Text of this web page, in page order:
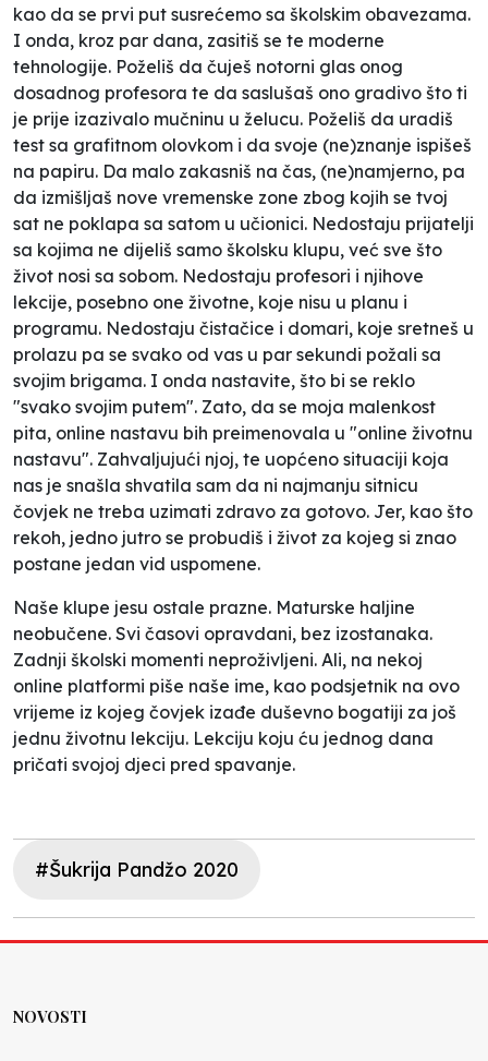
kao da se prvi put susrećemo sa školskim obavezama.
I onda, kroz par dana, zasitiš se te moderne
tehnologije. Poželiš da čuješ notorni glas onog
dosadnog profesora te da saslušaš ono gradivo što ti
je prije izazivalo mučninu u želucu. Poželiš da uradiš
test sa grafitnom olovkom i da svoje (ne)znanje ispišeš
na papiru. Da malo zakasniš na čas, (ne)namjerno, pa
da izmišljaš nove vremenske zone zbog kojih se tvoj
sat ne poklapa sa satom u učionici. Nedostaju prijatelji
sa kojima ne dijeliš samo školsku klupu, već sve što
život nosi sa sobom. Nedostaju profesori i njihove
lekcije, posebno one životne, koje nisu u planu i
programu. Nedostaju čistačice i domari, koje sretneš u
prolazu pa se svako od vas u par sekundi požali sa
svojim brigama. I onda nastavite, što bi se reklo
"svako svojim putem". Zato, da se moja malenkost
pita, online nastavu bih preimenovala u "online životnu
nastavu". Zahvaljujući njoj, te uopćeno situaciji koja
nas je snašla shvatila sam da ni najmanju sitnicu
čovjek ne treba uzimati zdravo za gotovo. Jer, kao što
rekoh, jedno jutro se probudiš i život za kojeg si znao
postane jedan vid uspomene.
Naše klupe jesu ostale prazne. Maturske haljine
neobučene. Svi časovi opravdani, bez izostanaka.
Zadnji školski momenti neproživljeni. Ali, na nekoj
online platformi piše naše ime, kao podsjetnik na ovo
vrijeme iz kojeg čovjek izađe duševno bogatiji za još
jednu životnu lekciju. Lekciju koju ću jednog dana
pričati svojoj djeci pred spavanje.
#Šukrija Pandžo 2020
NOVOSTI